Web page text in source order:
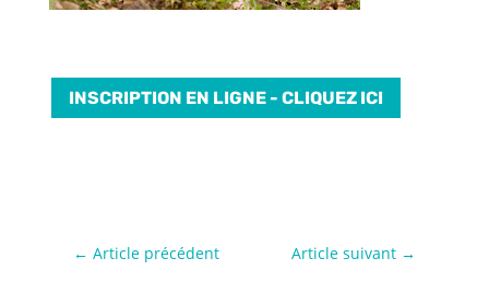
INSCRIPTION EN LIGNE - CLIQUEZ ICI
←Article précédent Article suivant→